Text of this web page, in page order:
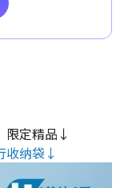
定精品↓
收纳袋↓